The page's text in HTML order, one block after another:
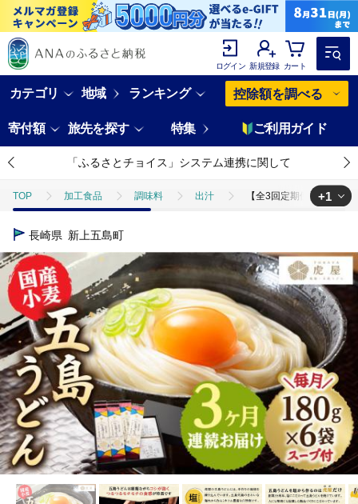
ログイン 新規登録 カート
カテゴリ 地域 ランキング 控除額を調べる
寄付額 旅先を探す 特集 ご利用ガイド
「ふるさとチョイス」システム連携に関して
TOP 加工食品 調味料 出汁 【全3回定期便】【塩か
TOP
+1
長崎県 新上五島町